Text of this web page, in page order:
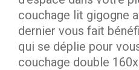
couchage lit gigogne
dernier vous fait
qui se déplie pour
couchage double